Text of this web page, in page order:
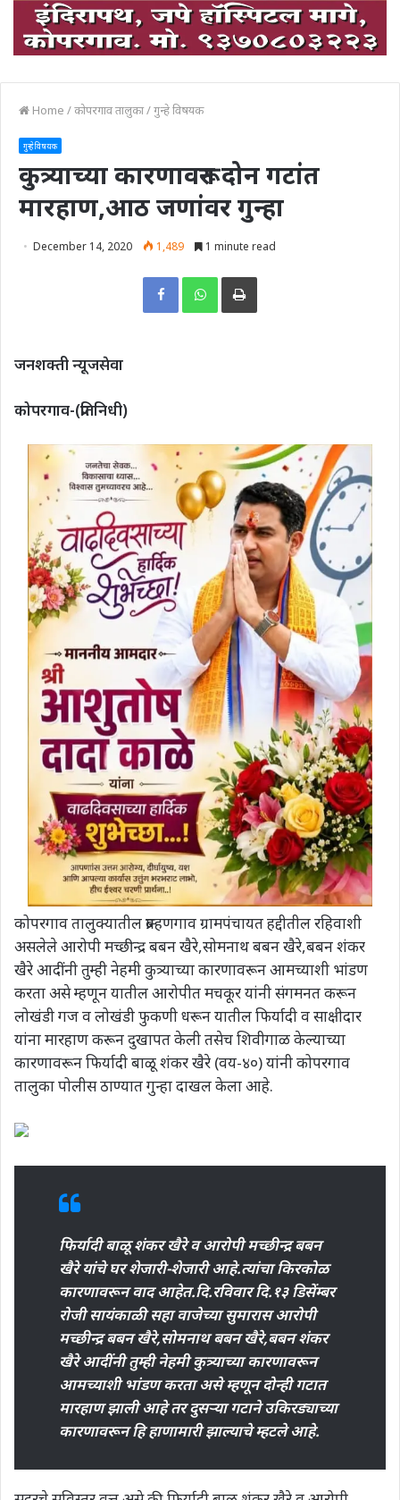
Home /कोपरगाव तालुका/गुन्हे विषयक
गुन्हे विषयक
कुत्र्याच्या कारणावरून दोन गटांत
मारहाण,आठ जणांवर गुन्हा
December 14, 2020 1,489 1 minute read
Print
जनशक्ती न्यूजसेवा
कोपरगाव-(प्रतिनिधी)
कोपरगाव तालुक्यातील ब्राम्हणगाव ग्रामपंचायत हद्दीतील रहिवाशी
असलेले आरोपी मच्छीन्द्र बबन खैरे,सोमनाथ बबन खैरे,बबन शंकर
खैरे आदींनी तुम्ही नेहमी कुत्र्याच्या कारणावरून आमच्याशी भांडण
करता असे म्हणून यातील आरोपीत मचकूर यांनी संगमनत करून
लोखंडी गज व लोखंडी फुकणी धरून यातील फिर्यादी व साक्षीदार
यांना मारहाण करून दुखापत केली तसेच शिवीगाळ केल्याच्या
कारणावरून फिर्यादी बाळू शंकर खैरे (वय-४०) यांनी कोपरगाव
तालुका पोलीस ठाण्यात गुन्हा दाखल केला आहे.
फिर्यादी बाळू शंकर खैरे व आरोपी मच्छीन्द्र बबन
खैरे यांचे घर शेजारी-शेजारी आहे.त्यांचा किरकोळ
कारणावरून वाद आहेत.दि.रविवार दि.१३ डिसेंम्बर
रोजी सायंकाळी सहा वाजेच्या सुमारास आरोपी
मच्छीन्द्र बबन खैरे,सोमनाथ बबन खैरे,बबन शंकर
खैरे आदींनी तुम्ही नेहमी कुत्र्याच्या कारणावरून
आमच्याशी भांडण करता असे म्हणून दोन्ही गटात
मारहाण झाली आहे तर दुसऱ्या गटाने उकिरड्याच्या
कारणावरून हि हाणामारी झाल्याचे म्हटले आहे.